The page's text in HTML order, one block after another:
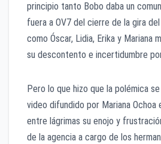
principio tanto Bobo daba un
fuera a OV7 del cierre de la gira
como Óscar, Lidia, Erika y Mariana
su descontento e incertidumbre
Pero lo que hizo que la polémica
video difundido por Mariana Ochoa
entre lágrimas su enojo y
de la agencia a cargo de los